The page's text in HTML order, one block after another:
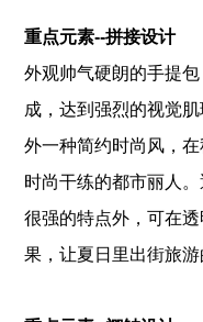
重点元素--拼接设计
外观帅气硬朗的手提
成，达到强烈的视觉
外一种简约时尚风，
时尚干练的都市丽人
很强的特点外，可在
果，让夏日里出街旅游